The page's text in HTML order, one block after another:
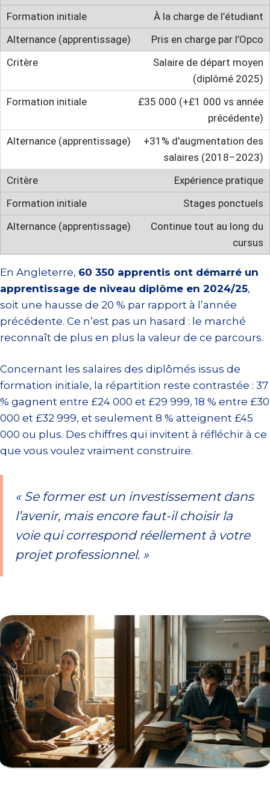
À la charge de l’étudiant
Pris en charge par l’Opco
Salaire de départ moyen
(diplômé 2025)
£35 000 (+£1 000 vs année
précédente)
+31% d’augmentation des
salaires (2018–2023)
Expérience pratique
Stages ponctuels
Continue tout au long du
cursus
En Angleterre, 60 350 apprentis ont démarré un
apprentissage de niveau diplôme en 2024/25,
soit une hausse de 20 % par rapport à l’année
précédente. Ce n’est pas un hasard : le marché
reconnaît de plus en plus la valeur de ce parcours.
Concernant les salaires des diplômés issus de
formation initiale, la répartition reste contrastée : 37
% gagnent entre £24 000 et £29 999, 18 % entre £30
000 et £32 999, et seulement 8 % atteignent £45
000 ou plus. Des chiffres qui invitent à réfléchir à ce
que vous voulez vraiment construire.
« Se former est un investissement dans
l’avenir, mais encore faut-il choisir la
voie qui correspond réellement à votre
projet professionnel. »